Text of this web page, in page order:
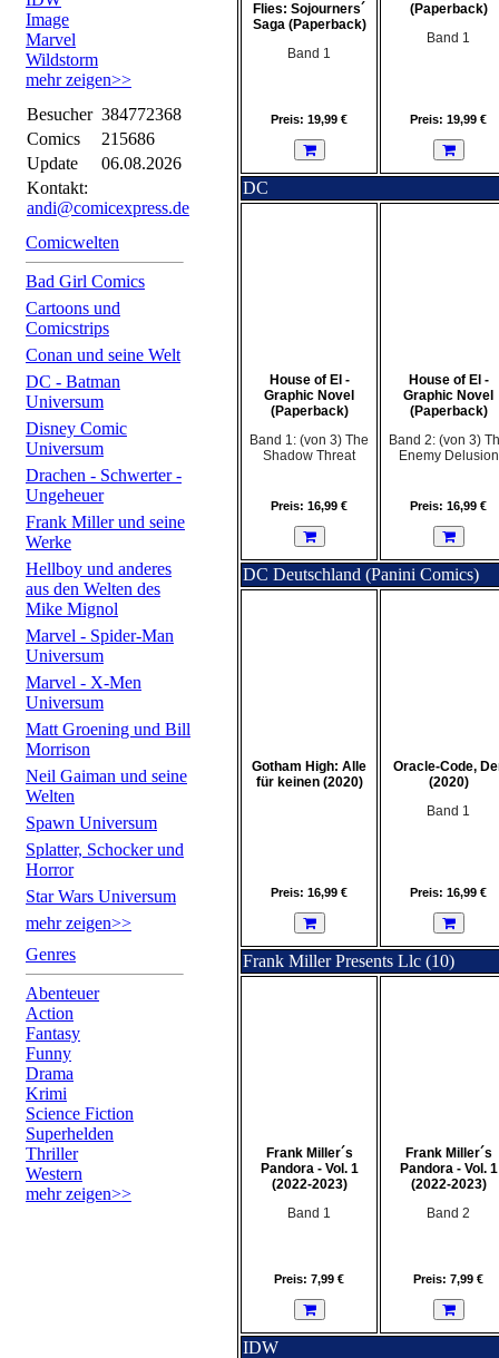
Image
Marvel
Wildstorm
mehr zeigen>>
Besucher 384772368
Comics
215686
Update
06.08.2026
Kontakt:
andi@comicexpress.de
Comicwelten
Bad Girl Comics
Cartoons und
Comicstrips
Conan und seine Welt
DC - Batman
Universum
Disney Comic
Universum
Drachen - Schwerter -
Ungeheuer
Frank Miller und seine
Werke
Hellboy und anderes
aus den Welten des
Mike Mignol
Marvel - Spider-Man
Universum
Marvel - X-Men
Universum
Matt Groening und Bill
Morrison
Neil Gaiman und seine
Welten
Spawn Universum
Splatter, Schocker und
Horror
Star Wars Universum
mehr zeigen>>
Genres
Abenteuer
Action
Fantasy
Funny
Drama
Krimi
Science Fiction
Superhelden
Thriller
Western
mehr zeigen>>
Flies: Sojourners´
Saga (Paperback)
Band 1
Preis: 19,99 €
(Paperback)
Band 1
Preis: 19,99 €
DC
House of El -
Graphic Novel
(Paperback)
Band 1: (von 3) The
Shadow Threat
Preis: 16,99 €
House of El -
Graphic Novel
(Paperback)
Band 2: (von 3)
Enemy Delusion
Preis: 16,99 €
DC Deutschland (Panini Comics)
Gotham High: Alle
für keinen (2020)
Preis: 16,99 €
Oracle-Code,
(2020)
Band 1
Preis: 16,99 €
Frank Miller Presents Llc (10)
Frank Miller´s
Pandora - Vol. 1
(2022-2023)
Band 1
Preis: 7,99 €
Frank Miller´s
Pandora - Vol. 1
(2022-2023)
Band 2
Preis: 7,99 €
IDW